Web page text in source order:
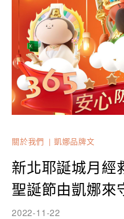
關於我們 凱娜品牌文
新北耶誕城月經
聖誕節由凱娜來
2022-11-22